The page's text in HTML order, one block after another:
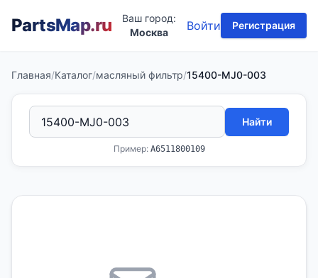
PartsMap.ru
Ваш город:
Москва
Войти Регистрация
Главная/Каталог/масляный фильтр/15400-MJ0-003
Найти
Пример: A6511800109